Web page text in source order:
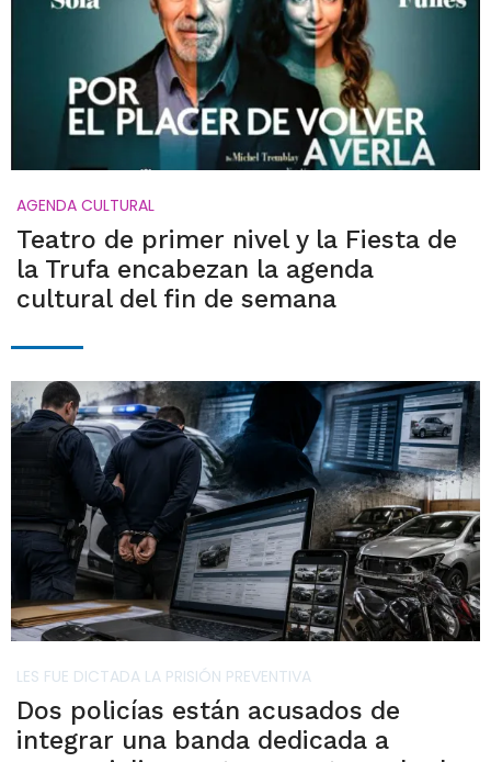
AGENDA CULTURAL
Teatro de primer nivel y la Fiesta de
la Trufa encabezan la agenda
cultural del fin de semana
LES FUE DICTADA LA PRISIÓN PREVENTIVA
Dos policías están acusados de
integrar una banda dedicada a